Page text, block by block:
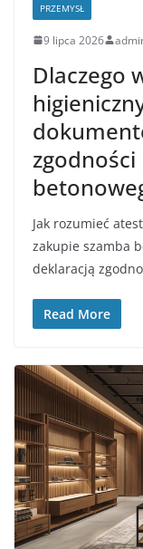
PRZEMYSŁ
9 lipca 2026
Dlaczego
Jak rozumieć
zakupie szamba
deklaracją
Read More